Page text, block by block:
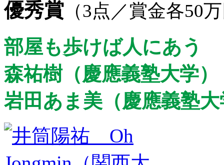
優秀賞 （3点／賞金各50
部屋も歩けば人にあう
森祐樹（慶應義塾大学
岩田あま美（慶應義塾